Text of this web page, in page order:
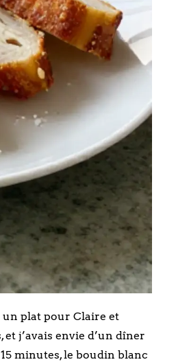
un plat pour Claire et
j’avais envie d’un dîner
minutes, le boudin blanc